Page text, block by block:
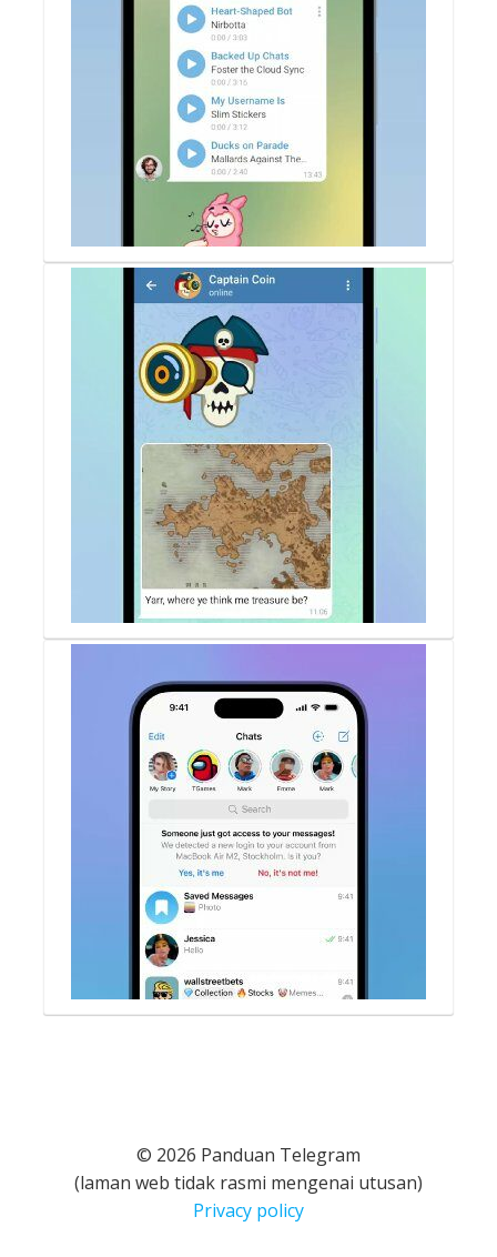
© 2026 Panduan Telegram
(laman web tidak rasmi mengenai utusan)
Privacy policy